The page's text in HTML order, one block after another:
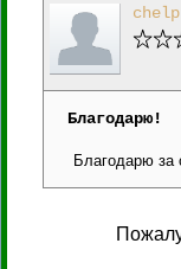
Благодарю!
Благодарю за